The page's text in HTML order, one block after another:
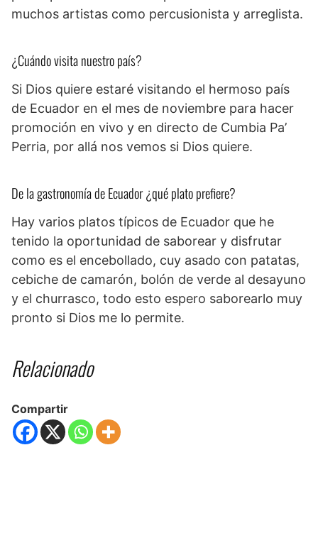
muchos artistas como percusionista y arreglista.
¿Cuándo visita nuestro país?
Si Dios quiere estaré visitando el hermoso país
de Ecuador en el mes de noviembre para hacer
promoción en vivo y en directo de Cumbia Pa’
Perria, por allá nos vemos si Dios quiere.
De la gastronomía de Ecuador ¿qué plato prefiere?
Hay varios platos típicos de Ecuador que he
tenido la oportunidad de saborear y disfrutar
como es el encebollado, cuy asado con patatas,
cebiche de camarón, bolón de verde al desayuno
y el churrasco, todo esto espero saborearlo muy
pronto si Dios me lo permite.
Relacionado
Compartir